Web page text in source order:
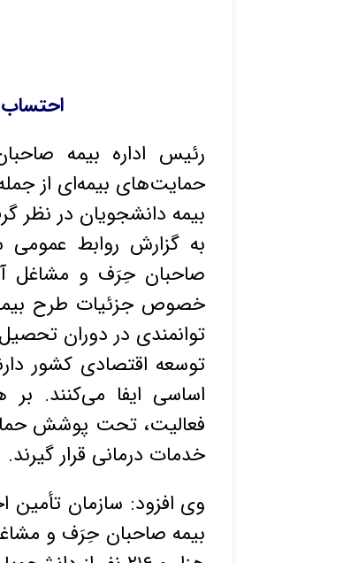
رئیس اداره بیمه
حمایت‌های بیمه‌‏ای از
بیمه دانشجویان در نظر
به گزارش روابط عمومی
صاحبان حِرَف و مشاغل
خصوص جزئیات طرح
توانمندی در دوران
توسعه اقتصادی کشور
اساسی ایفا می‌کنند.
فعالیت، تحت پوشش
خدمات درمانی قرار گیرند.
وی افزود: سازمان تأمین